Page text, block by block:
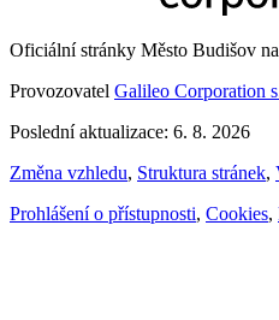
Oficiální stránky Město Budišov
Provozovatel Galileo Corporation
Poslední aktualizace: 6. 8. 2026
Změna vzhledu, Struktura stránek,
Prohlášení o přístupnosti, Cookies,